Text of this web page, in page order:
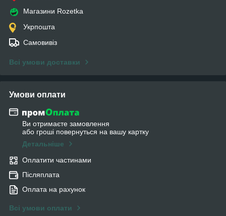
Магазини Rozetka
Укрпошта
Самовивіз
Всі умови доставки
Умови оплати
Ви отримаєте замовлення
або гроші повернуться на вашу картку
Детальніше
Оплатити частинами
Післяплата
Оплата на рахунок
Всі умови оплати